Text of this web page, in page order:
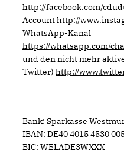
http://facebook.com/
Accounthttp://
WhatsApp-Kanal
https://whatsapp.com/
und den nicht mehr
Twitter) http://
Bank: Sparkasse
IBAN: DE40 4015 4530
BIC: WELADE3WXXX